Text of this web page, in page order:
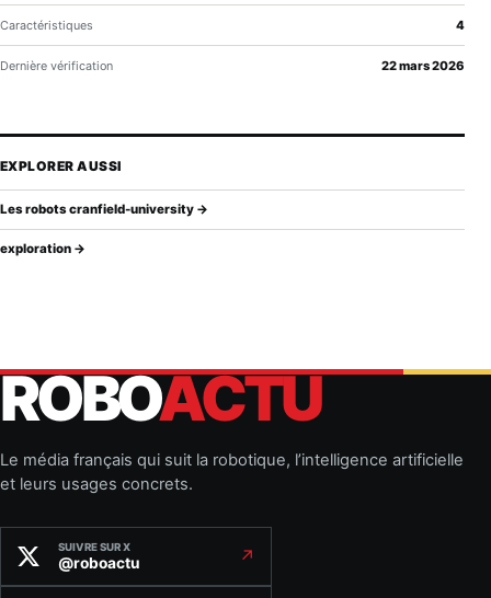
Caractéristiques 4
Dernière vérification 22 mars 2026
EXPLORER AUSSI
Les robots cranfield-university →
exploration →
ROBOACTU
Le média français qui suit la robotique, l’intelligence artificielle
et leurs usages concrets.
SUIVRE SUR X
@roboactu ↗